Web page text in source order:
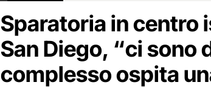
Sparatoria in centro
San Diego, “ci sono
complesso ospita